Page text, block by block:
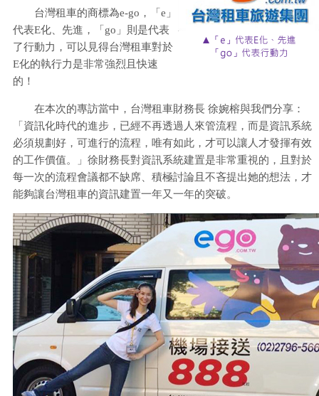
台灣租車的商標為e-go，「e」
代表E化、先進，「go」則是代表
了行動力，可以見得台灣租車對於
E化的執行力是非常強烈且快速
的！
在本次的專訪當中，台灣租車財務長 徐婉榕與我們分享：
「資訊化時代的進步，已經不再透過人來管流程，而是資訊系統
必須規劃好，可進行的流程，唯有如此，才可以讓人才發揮有效
的工作價值。」徐財務長對資訊系統建置是非常重視的，且對於
每一次的流程會議都不缺席、積極討論且不吝提出她的想法，才
能夠讓台灣租車的資訊建置一年又一年的突破。